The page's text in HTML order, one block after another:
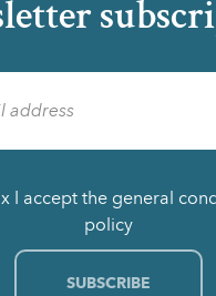
I accept the general
policy